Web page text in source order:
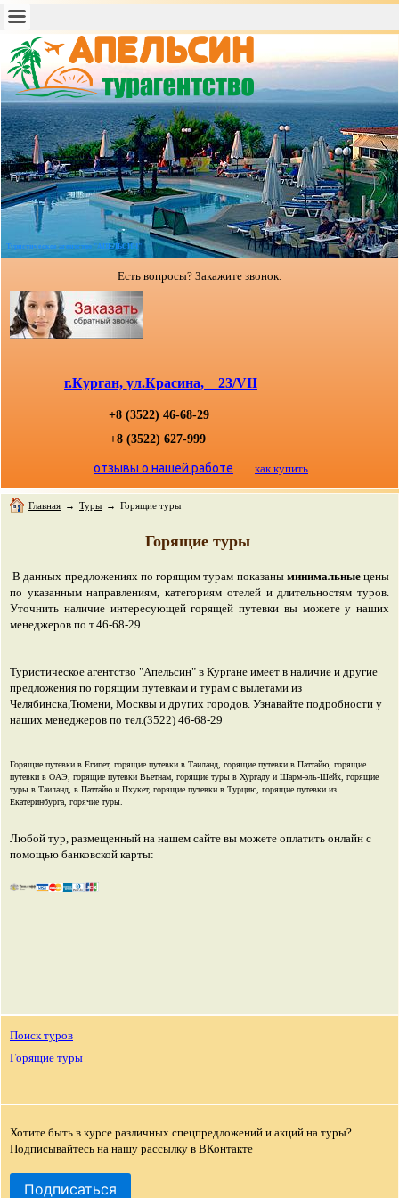
Туристическое агентство "АПЕЛЬСИН"
Есть вопросы? Закажите звонок:
г.Курган, ул.Красина, 23/VII
+8 (3522) 46-68-29
+8 (3522) 627-999
отзывы о нашей работе как купить
Главная → Туры → Горящие туры
Горящие туры
В данных предложениях по горящим турам показаны минимальныецены
по указанным направлениям, категориям отелей и длительностям туров.
Уточнить наличие интересующей горящей путевки вы можете у наших
менеджеров по т.46-68-29
Туристическое агентство "Апельсин" в Кургане имеет в наличие и другие
предложения по горящим путевкам и турам с вылетами из
Челябинска,Тюмени, Москвы и других городов. Узнавайте подробности у
наших менеджеров по тел.(3522) 46-68-29
Горящие путевки в Египет, горящие путевки в Таиланд, горящие путевки в Паттайю, горящие
путевки в ОАЭ, горящие путевки Вьетнам, горящие туры в Хургаду и Шарм-эль-Шейх, горящие
туры в Таиланд, в Паттайю и Пхукет, горящие путевки в Турцию, горящие путевки из
Екатеринбурга, горячие туры.
Любой тур, размещенный на нашем сайте вы можете оплатить онлайн с
помощью банковской карты:
.
Поиск туров
Горящие туры
Хотите быть в курсе различных спецпредложений и акций на туры?
Подписывайтесь на нашу рассылку в ВКонтакте
Подписаться